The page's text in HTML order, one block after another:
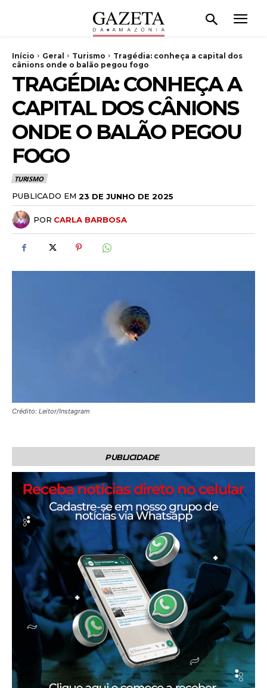
Início Geral Turismo
Tragédia: conheça a capital dos
cânions onde o balão pegou fogo
TRAGÉDIA: CONHEÇA A
CAPITAL DOS CÂNIONS
ONDE O BALÃO PEGOU
FOGO
TURISMO
PUBLICADO EM 23 DE JUNHO DE 2025
POR CARLA BARBOSA
Crédito: Leitor/Instagram
PUBLICIDADE